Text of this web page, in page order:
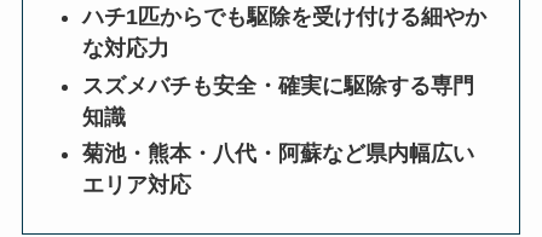
ハチ1匹からでも駆除を受け付ける細やか
な対応力
スズメバチも安全・確実に駆除する専門
知識
菊池・熊本・八代・阿蘇など県内幅広い
エリア対応